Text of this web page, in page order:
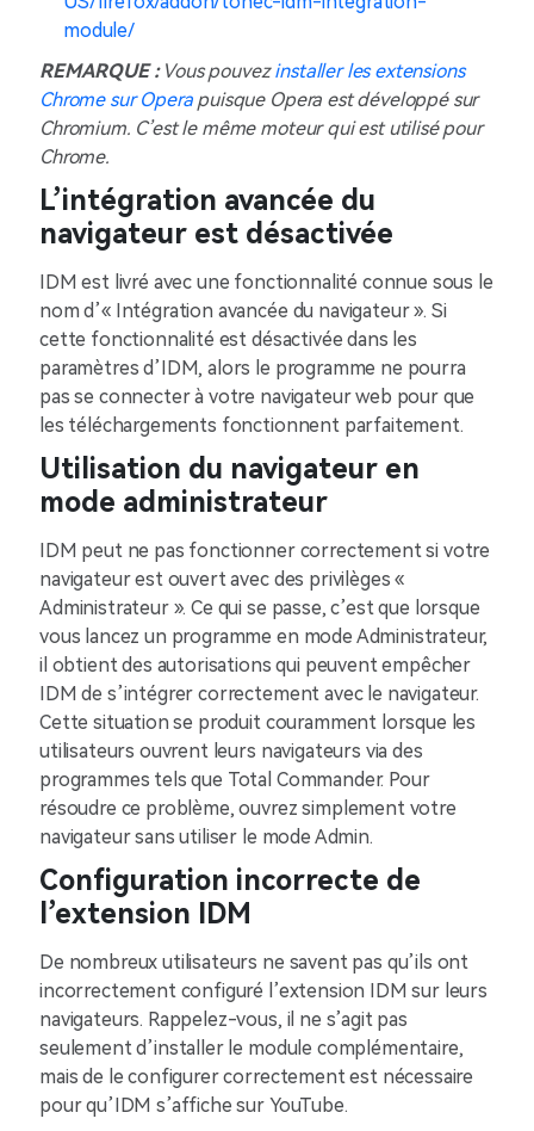
module/
REMARQUE :Vous pouvezinstaller les extensions
Chrome sur Operapuisque Opera est développé sur
Chromium. C’est le même moteur qui est utilisé pour
Chrome.
L’intégration avancée du
navigateur est désactivée
IDM est livré avec une fonctionnalité connue sous le
nom d’« Intégration avancée du navigateur ». Si
cette fonctionnalité est désactivée dans les
paramètres d’IDM, alors le programme ne pourra
pas se connecter à votre navigateur web pour que
les téléchargements fonctionnent parfaitement.
Utilisation du navigateur en
mode administrateur
IDM peut ne pas fonctionner correctement si votre
navigateur est ouvert avec des privilèges «
Administrateur ». Ce qui se passe, c’est que lorsque
vous lancez un programme en mode Administrateur,
il obtient des autorisations qui peuvent empêcher
IDM de s’intégrer correctement avec le navigateur.
Cette situation se produit couramment lorsque les
utilisateurs ouvrent leurs navigateurs via des
programmes tels que Total Commander. Pour
résoudre ce problème, ouvrez simplement votre
navigateur sans utiliser le mode Admin.
Configuration incorrecte de
l’extension IDM
De nombreux utilisateurs ne savent pas qu’ils ont
incorrectement configuré l’extension IDM sur leurs
navigateurs. Rappelez-vous, il ne s’agit pas
seulement d’installer le module complémentaire,
mais de le configurer correctement est nécessaire
pour qu’IDM s’affiche sur YouTube.